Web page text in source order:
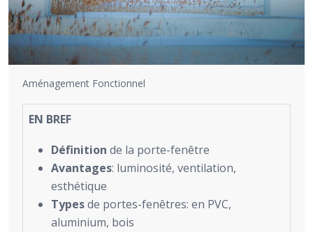
Aménagement Fonctionnel
EN BREF
Définition de la porte-fenêtre
Avantages: luminosité, ventilation,
esthétique
Typesde portes-fenêtres: en PVC,
aluminium, bois